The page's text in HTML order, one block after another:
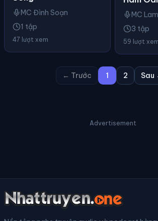
MC Đình Soạn
1 tập
47 lượt xem
MC
3 tập
59 lượt
← Trước 1 2 Sau
Advertisement